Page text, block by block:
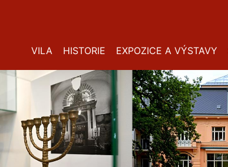
VILA HISTORIE EXPOZICE A VÝSTAVY